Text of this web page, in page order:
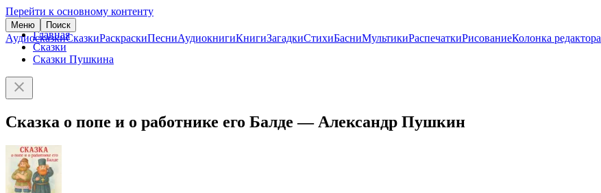
Перейти к основному контенту
Меню Поиск
АудиосказкиСказкиРаскраскиПесниАудиокнигиКнигиЗагадкиСтихиБасниМультикиРаспечаткиРисованиеКолонка редактора
Главная
Сказки
Сказки Пушкина
Сказка о попе и о работнике его Балде — Александр Пушкин